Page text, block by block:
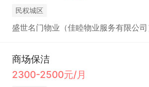
民权城区
盛世名门物业（佳睦物业服务有限公司
商场保洁
2300-2500元/月